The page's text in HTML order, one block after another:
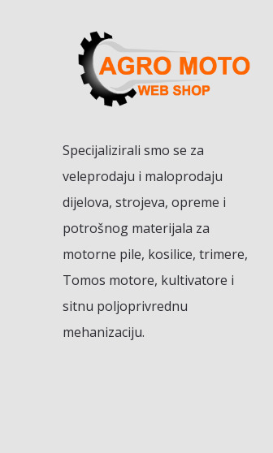
Specijalizirali smo se za
veleprodaju i maloprodaju
dijelova, strojeva, opreme i
potrošnog materijala za
motorne pile, kosilice, trimere,
Tomos motore, kultivatore i
sitnu poljoprivrednu
mehanizaciju.